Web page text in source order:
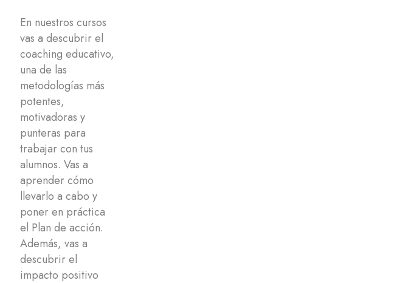
En nuestros cursos
vas a descubrir el
coaching educativo,
una de las
metodologías más
potentes,
motivadoras y
punteras para
trabajar con tus
alumnos. Vas a
aprender cómo
llevarlo a cabo y
poner en práctica
el Plan de acción.
Además, vas a
descubrir el
impacto positivo